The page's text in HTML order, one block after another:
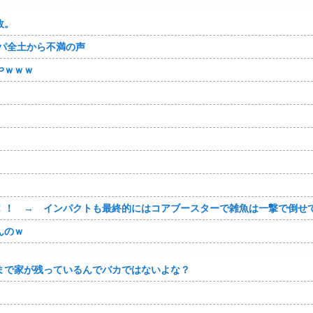
全土から不満の声
ｗｗｗ
！ → インパクトも最終的にはコアブースターで雑魚は一撃で倒せ
のｗ
家が残っているんでバカではないよな？